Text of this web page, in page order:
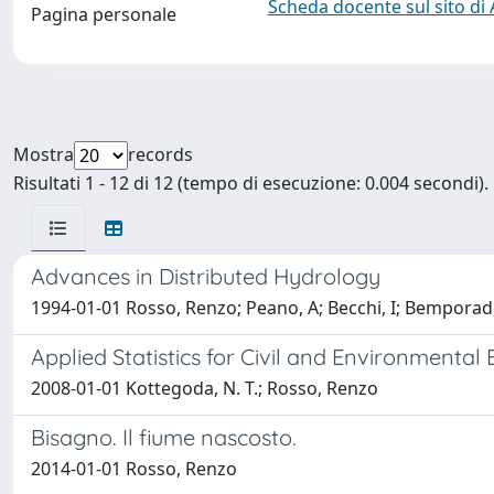
Pagina personale Scheda docente sul sito di
Mostra
records
Risultati 1 - 12 di 12 (tempo di esecuzione: 0.004 secondi).
Advances in Distributed Hydrology
1994-01-01 Rosso, Renzo; Peano, A; Becchi, I;
Applied Statistics for Civil and Environmental
2008-01-01 Kottegoda, N. T.; Rosso, Renzo
Bisagno. Il fiume nascosto.
2014-01-01 Rosso, Renzo